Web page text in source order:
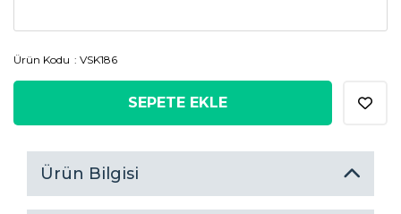
Ürün Kodu VSK186
SEPETE EKLE
Ürün Bilgisi